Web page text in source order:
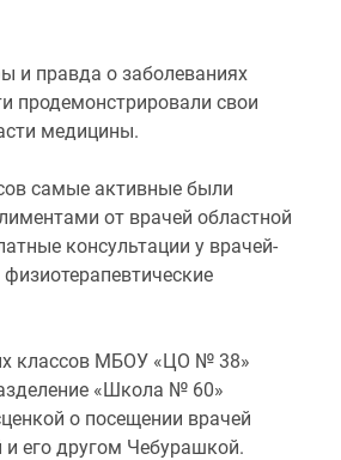
и правда о заболеваниях
продемонстрировали свои
медицины.
самые активные были
от врачей областной
консультации у врачей-
классов МБОУ «ЦО № 38»
«Школа № 60»
о посещении врачей
его другом Чебурашкой.